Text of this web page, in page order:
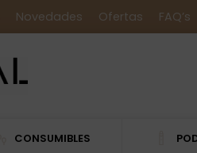
Novedades Ofertas FAQ’s
CONSUMIBLES